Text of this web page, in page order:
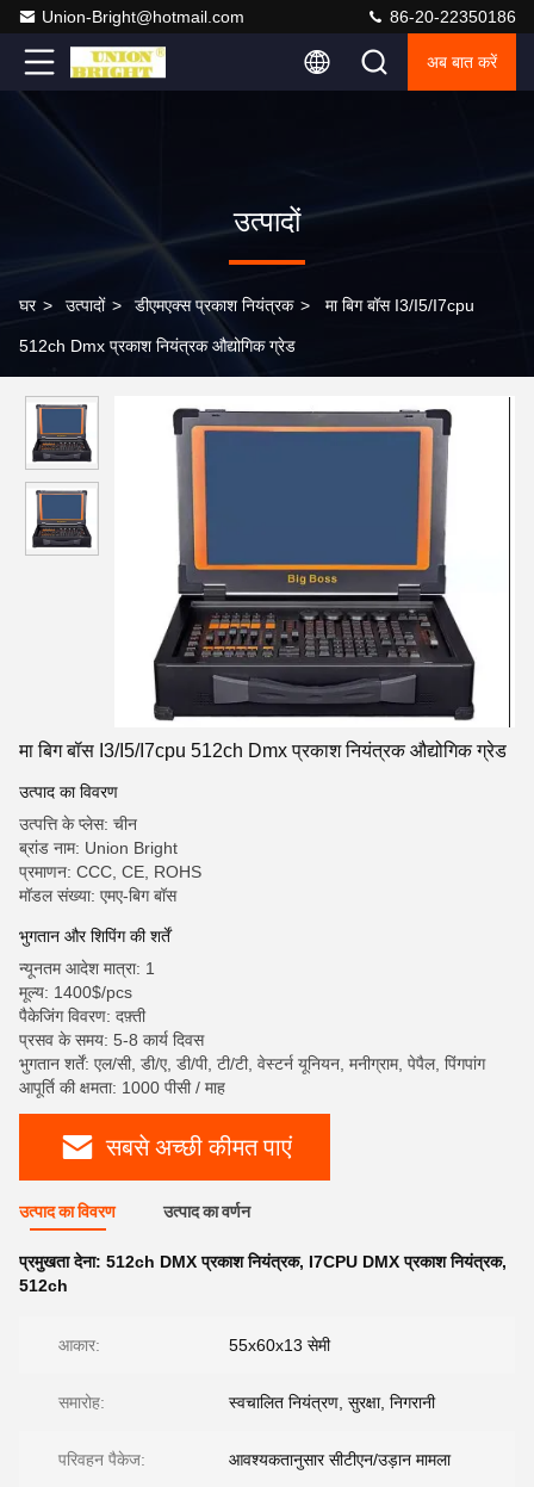
Union-Bright@hotmail.com 86-20-22350186
अब बात करें
उत्पादों
घर > उत्पादों > डीएमएक्स प्रकाश नियंत्रक > मा बिग बॉस I3/I5/I7cpu
512ch Dmx प्रकाश नियंत्रक औद्योगिक ग्रेड
मा बिग बॉस I3/I5/I7cpu 512ch Dmx प्रकाश नियंत्रक औद्योगिक ग्रेड
उत्पाद का विवरण
उत्पत्ति के प्लेस: चीन
ब्रांड नाम: Union Bright
प्रमाणन: CCC, CE, ROHS
मॉडल संख्या: एमए-बिग बॉस
भुगतान और शिपिंग की शर्तें
न्यूनतम आदेश मात्रा: 1
मूल्य: 1400$/pcs
पैकेजिंग विवरण: दफ़्ती
प्रसव के समय: 5-8 कार्य दिवस
भुगतान शर्तें: एल/सी, डी/ए, डी/पी, टी/टी, वेस्टर्न यूनियन, मनीग्राम, पेपैल, पिंगपांग
आपूर्ति की क्षमता: 1000 पीसी / माह
सबसे अच्छी कीमत पाएं
उत्पाद का विवरण उत्पाद का वर्णन
प्रमुखता देना: 512ch DMX प्रकाश नियंत्रक, I7CPU DMX प्रकाश नियंत्रक,
512ch
आकार: 55x60x13 सेमी
समारोह: स्वचालित नियंत्रण, सुरक्षा, निगरानी
परिवहन पैकेज: आवश्यकतानुसार सीटीएन/उड़ान मामला